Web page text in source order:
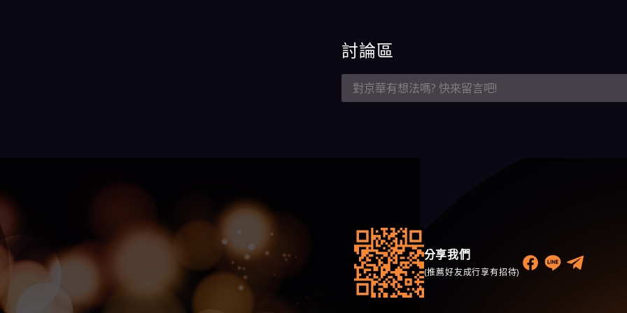
討論區
分享我們
(推薦好友成行享有招待)